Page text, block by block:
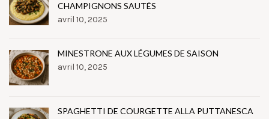
CHAMPIGNONS SAUTÉS
avril 10, 2025
MINESTRONE AUX LÉGUMES DE SAISON
avril 10, 2025
SPAGHETTI DE COURGETTE ALLA PUTTANESCA